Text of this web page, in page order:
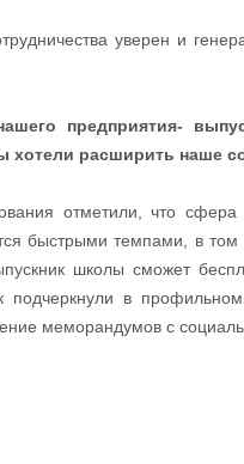
уверен и
предприятия-
хотели расширить наше
отметили, что сфера
быстрыми темпами, в
школы сможет
подчеркнули в
меморандумов с